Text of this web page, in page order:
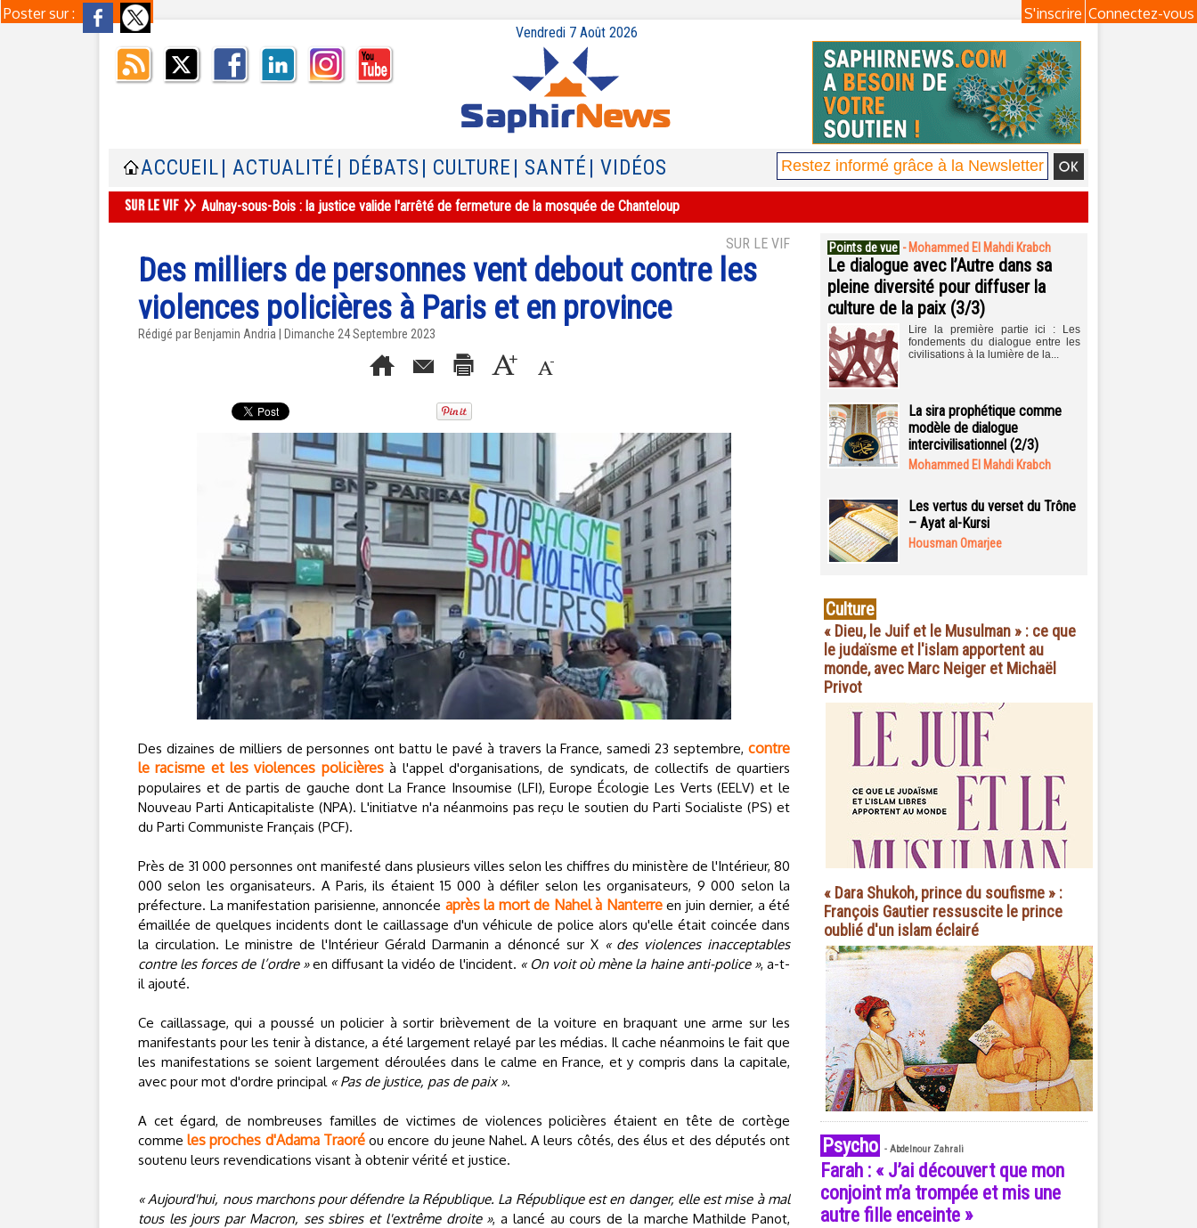
Poster sur : Connectez-vous
S'inscrire
Vendredi 7 Août 2026
ACCUEIL | ACTUALITÉ | DÉBATS | CULTURE | SANTÉ | VIDÉOS
Aulnay-sous-Bois : la justice valide l'arrêté de fermeture de la mosquée de Chanteloup
SUR LE VIF
Des milliers de personnes vent debout contre les
violences policières à Paris et en province
Rédigé par Benjamin Andria | Dimanche 24 Septembre 2023
Des dizaines de milliers de personnes ont battu le pavé à travers la France, samedi 23 septembre, contre
le racisme et les violences policièresà l'appel d'organisations, de syndicats, de collectifs de quartiers
populaires et de partis de gauche dont La France Insoumise (LFI), Europe Écologie Les Verts (EELV) et le
Nouveau Parti Anticapitaliste (NPA). L'initiatve n'a néanmoins pas reçu le soutien du Parti Socialiste (PS) et
du Parti Communiste Français (PCF).
Près de 31 000 personnes ont manifesté dans plusieurs villes selon les chiffres du ministère de l'Intérieur, 80
000 selon les organisateurs. A Paris, ils étaient 15 000 à défiler selon les organisateurs, 9 000 selon la
préfecture. La manifestation parisienne, annoncée après la mort de Nahel à Nanterreen juin dernier, a été
émaillée de quelques incidents dont le caillassage d'un véhicule de police alors qu'elle était coincée dans
la circulation. Le ministre de l'Intérieur Gérald Darmanin a dénoncé sur X « des violences inacceptables
contre les forces de l’ordre »en diffusant la vidéo de l'incident. « On voit où mène la haine anti-police », a-t-
il ajouté.
Ce caillassage, qui a poussé un policier à sortir brièvement de la voiture en braquant une arme sur les
manifestants pour les tenir à distance, a été largement relayé par les médias. Il cache néanmoins le fait que
les manifestations se soient largement déroulées dans le calme en France, et y compris dans la capitale,
avec pour mot d'ordre principal « Pas de justice, pas de paix ».
A cet égard, de nombreuses familles de victimes de violences policières étaient en tête de cortège
commeles proches d'Adama Traoréou encore du jeune Nahel. A leurs côtés, des élus et des députés ont
soutenu leurs revendications visant à obtenir vérité et justice.
« Aujourd'hui, nous marchons pour défendre la République. La République est en danger, elle est mise à mal
tous les jours par Macron, ses sbires et l'extrême droite », a lancé au cours de la marche Mathilde Panot,
Points de vue - Mohammed El Mahdi Krabch
Le dialogue avec l’Autre dans sa
pleine diversité pour diffuser la
culture de la paix (3/3)
Lire la première partie ici : Les
fondements du dialogue entre les
civilisations à la lumière de la...
La sira prophétique comme
modèle de dialogue
intercivilisationnel (2/3)
Mohammed El Mahdi Krabch
Les vertus du verset du Trône
– Ayat al-Kursi
Housman Omarjee
Culture
« Dieu, le Juif et le Musulman » : ce que
le judaïsme et l'islam apportent au
monde, avec Marc Neiger et Michaël
Privot
« Dara Shukoh, prince du soufisme » :
François Gautier ressuscite le prince
oublié d'un islam éclairé
Psycho - Abdelnour Zahrali
Farah : « J’ai découvert que mon
conjoint m’a trompée et mis une
autre fille enceinte »